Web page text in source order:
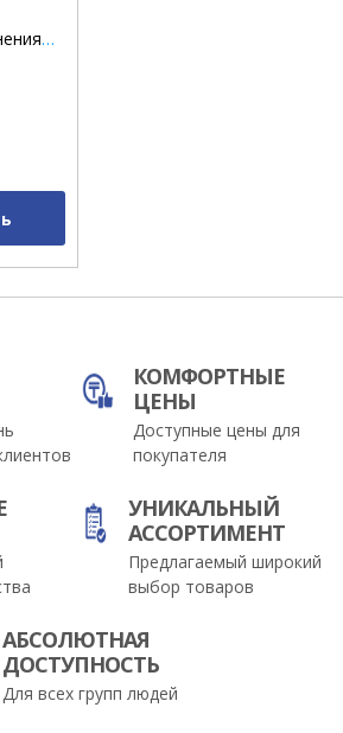
КОМФОРТНЫЕ
ЦЕНЫ
Доступные цены для
покупателя
УНИКАЛЬНЫЙ
АССОРТИМЕНТ
Предлагаемый широкий
выбор товаров
АБСОЛЮТНАЯ
ДОСТУПНОСТЬ
Для всех групп людей